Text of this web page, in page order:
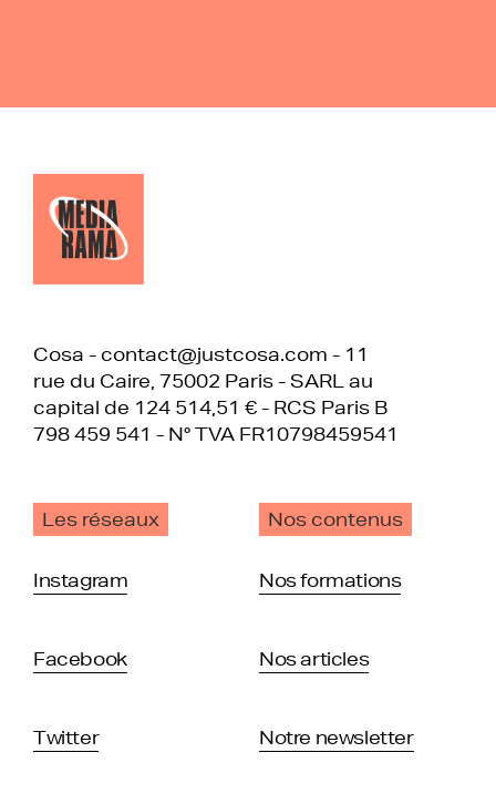
Cosa - contact@justcosa.com - 11
rue du Caire, 75002 Paris - SARL au
capital de 124 514,51 € - RCS Paris B
798 459 541 - N° TVA FR10798459541
Les réseaux
Instagram
Facebook
Twitter
Nos contenus
Nos formations
Nos articles
Notre newsletter